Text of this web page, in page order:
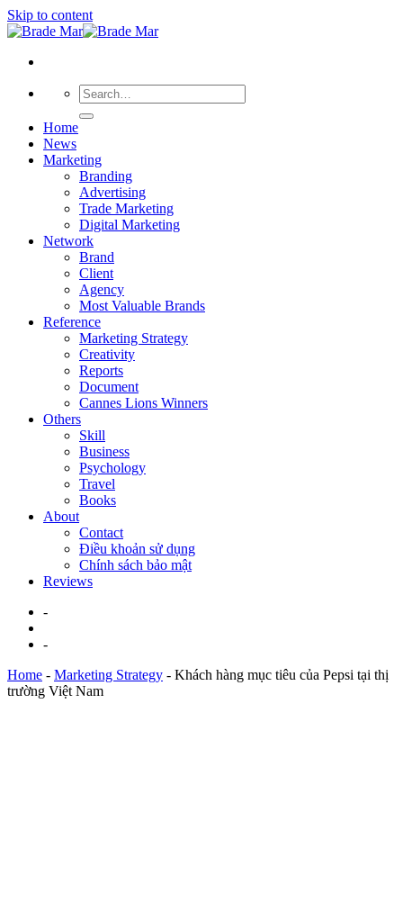
Skip to content
Home
News
Marketing
Branding
Advertising
Trade Marketing
Digital Marketing
Network
Brand
Client
Agency
Most Valuable Brands
Reference
Marketing Strategy
Creativity
Reports
Document
Cannes Lions Winners
Others
Skill
Business
Psychology
Travel
Books
About
Contact
Điều khoản sử dụng
Chính sách bảo mật
Reviews
-
-
Home - Marketing Strategy - Khách hàng mục tiêu của Pepsi tại thị
trường Việt Nam